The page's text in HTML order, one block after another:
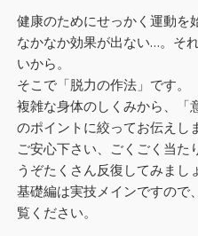
健康のためにせっかく運動を
なかなか効果が出ない…。そ
いから。
そこで「脱力の作法」です。
複雑な身体のしくみから、「
のポイントに絞ってお伝えし
ご安心下さい、ごくごく当た
うぞたくさん反復してみまし
基礎編は実技メインですので
覧ください。